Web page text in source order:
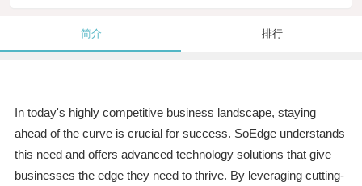
简介 排行
In today's highly competitive business landscape, staying
ahead of the curve is crucial for success. SoEdge understands
this need and offers advanced technology solutions that give
businesses the edge they need to thrive. By leveraging cutting-